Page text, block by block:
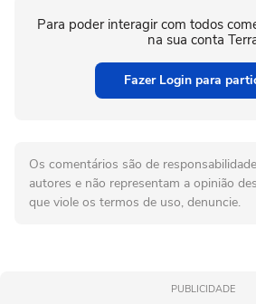
Para poder interagir com todos
na sua conta
Fazer Login para
Os comentários são de
autores e não representam a opinião
que viole os termos de uso, denuncie.
PUBLICIDADE